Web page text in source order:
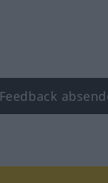
Feedback